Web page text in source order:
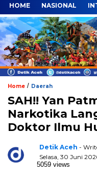
HOME NASIONAL
Home / Daerah
SAH!! Yan
Narkotika
Doktor Ilmu
Detik Aceh -
Selasa, 30 Juni
5059 views